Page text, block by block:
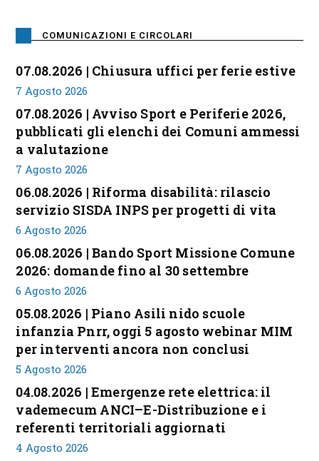
COMUNICAZIONI E CIRCOLARI
07.08.2026 | Chiusura uffici per ferie estive
7 Agosto 2026
07.08.2026 | Avviso Sport e Periferie 2026,
pubblicati gli elenchi dei Comuni ammessi
a valutazione
7 Agosto 2026
06.08.2026 | Riforma disabilità: rilascio
servizio SISDA INPS per progetti di vita
6 Agosto 2026
06.08.2026 | Bando Sport Missione Comune
2026: domande fino al 30 settembre
6 Agosto 2026
05.08.2026 | Piano Asili nido scuole
infanzia Pnrr, oggi 5 agosto webinar MIM
per interventi ancora non conclusi
5 Agosto 2026
04.08.2026 | Emergenze rete elettrica: il
vademecum ANCI–E-Distribuzione e i
referenti territoriali aggiornati
4 Agosto 2026